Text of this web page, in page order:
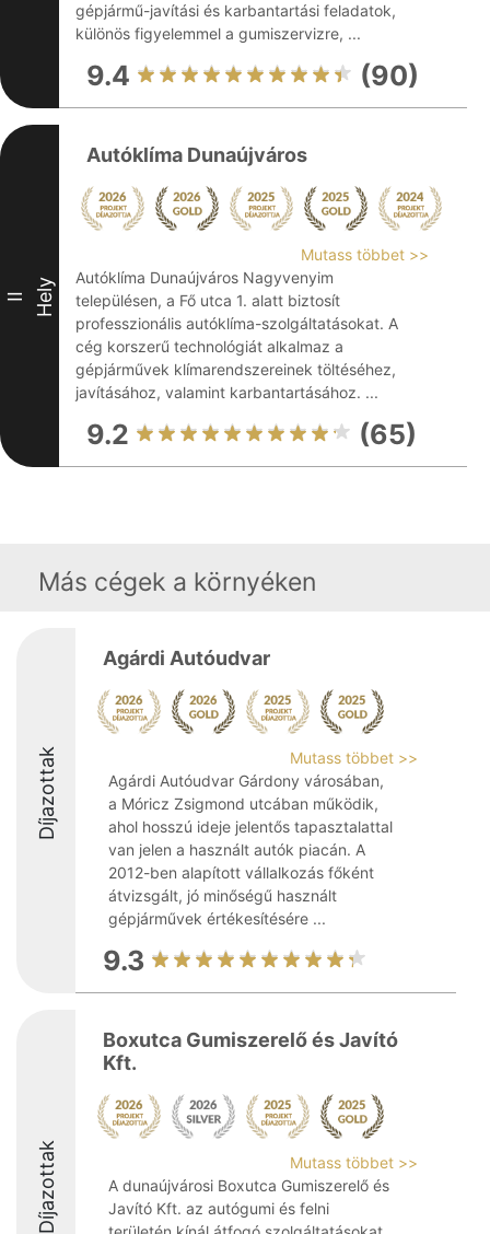
gépjármű-javítási és karbantartási feladatok,
különös figyelemmel a gumiszervizre, ...
9.4 (90)
II Hely
Autóklíma Dunaújváros
Mutass többet >>
Autóklíma Dunaújváros Nagyvenyim
településen, a Fő utca 1. alatt biztosít
professzionális autóklíma-szolgáltatásokat. A
cég korszerű technológiát alkalmaz a
gépjárművek klímarendszereinek töltéséhez,
javításához, valamint karbantartásához. ...
9.2 (65)
Más cégek a környéken
Díjazottak
Agárdi Autóudvar
Mutass többet >>
Agárdi Autóudvar Gárdony városában,
a Móricz Zsigmond utcában működik,
ahol hosszú ideje jelentős tapasztalattal
van jelen a használt autók piacán. A
2012-ben alapított vállalkozás főként
átvizsgált, jó minőségű használt
gépjárművek értékesítésére ...
9.3
Díjazottak
Boxutca Gumiszerelő és Javító
Kft.
Mutass többet >>
A dunaújvárosi Boxutca Gumiszerelő és
Javító Kft. az autógumi és felni